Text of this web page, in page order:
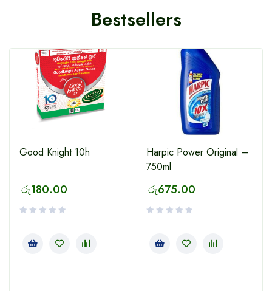
Bestsellers
Good Knight 10h
රු180.00
Harpic Power Original –
750ml
රු675.00